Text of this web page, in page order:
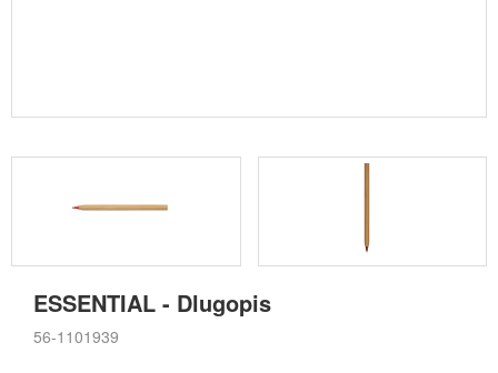
ESSENTIAL - Dlugopis
56-1101939